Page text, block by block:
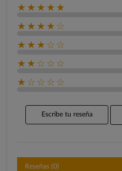
★★★★★
★★★★☆
★★★☆☆
★★☆☆☆
★☆☆☆☆
Escribe tu reseña
Reseñas (0)